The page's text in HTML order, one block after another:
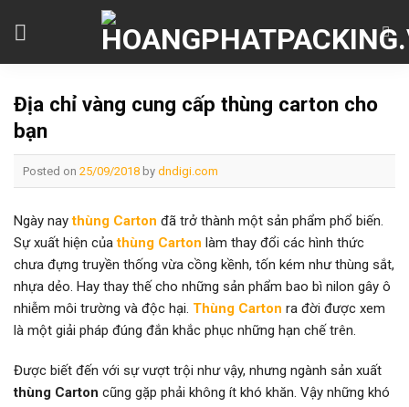
Địa chỉ vàng cung cấp thùng carton cho
bạn
Posted on 25/09/2018 by dndigi.com
Ngày naythùng Carton đã trở thành một sản phẩm phổ biến.
Sự xuất hiện củathùng Carton làm thay đổi các hình thức
chưa đựng truyền thống vừa cồng kềnh, tốn kém như thùng sắt,
nhựa dẻo. Hay thay thế cho những sản phẩm bao bì nilon gây ô
nhiễm môi trường và độc hại. Thùng Carton ra đời được xem
là một giải pháp đúng đắn khắc phục những hạn chế trên.
Được biết đến với sự vượt trội như vậy, nhưng ngành sản xuất
thùng Carton cũng gặp phải không ít khó khăn. Vậy những khó